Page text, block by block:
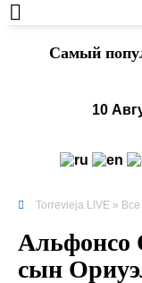
Cамый
10
Torrevieja LIVE » Все
сын